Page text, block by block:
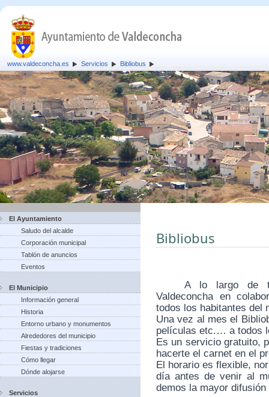
www.valdeconcha.es Servicios Bibliobus
El Ayuntamiento
Saludo del alcalde
Corporación municipal
Tablón de anuncios
Eventos
El Municipio
Información general
Historia
Entorno urbano y monumentos
Alrededores del municipio
Fiestas y tradiciones
Cómo llegar
Dónde alojarse
Servicios
Bibliobus
A lo largo de
Valdeconcha en
todos los habitantes del
Una vez al mes el
películas etc.… a todos
Es un servicio gratuito,
hacerte el carnet en el
El horario es flexible,
día antes de venir al
demos la mayor difusión